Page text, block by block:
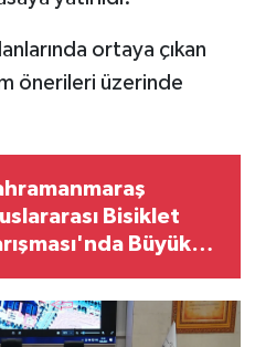
ortaya çıkan
önerileri üzerinde
Bisiklet
Büyük